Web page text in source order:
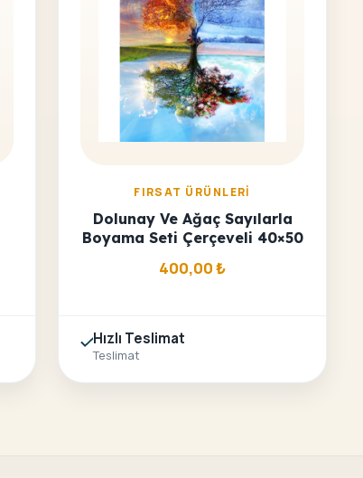
FIRSAT ÜRÜNLERI
Dolunay Ve Ağaç Sayılarla
Boyama Seti Çerçeveli 40×50
400,00₺
Hızlı Teslimat
Teslimat